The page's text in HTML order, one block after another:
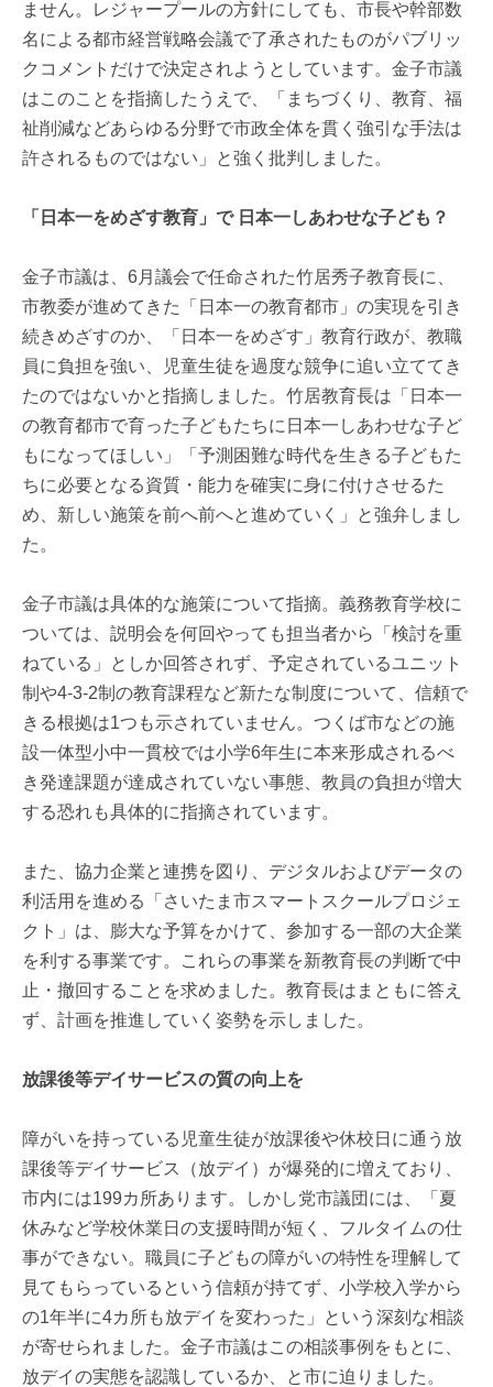
ません。レジャープールの方針にしても、市長や幹部数
名による都市経営戦略会議で了承されたものがパブリッ
クコメントだけで決定されようとしています。金子市議
はこのことを指摘したうえで、「まちづくり、教育、福
祉削減などあらゆる分野で市政全体を貫く強引な手法は
許されるものではない」と強く批判しました。
「日本一をめざす教育」で 日本一しあわせな子ども？
金子市議は、6月議会で任命された竹居秀子教育長に、
市教委が進めてきた「日本一の教育都市」の実現を引き
続きめざすのか、「日本一をめざす」教育行政が、教職
員に負担を強い、児童生徒を過度な競争に追い立ててき
たのではないかと指摘しました。竹居教育長は「日本一
の教育都市で育った子どもたちに日本一しあわせな子ど
もになってほしい」「予測困難な時代を生きる子どもた
ちに必要となる資質・能力を確実に身に付けさせるた
め、新しい施策を前へ前へと進めていく」と強弁しまし
た。
金子市議は具体的な施策について指摘。義務教育学校に
ついては、説明会を何回やっても担当者から「検討を重
ねている」としか回答されず、予定されているユニット
制や4-3-2制の教育課程など新たな制度について、信頼で
きる根拠は1つも示されていません。つくば市などの施
設一体型小中一貫校では小学6年生に本来形成されるべ
き発達課題が達成されていない事態、教員の負担が増大
する恐れも具体的に指摘されています。
また、協力企業と連携を図り、デジタルおよびデータの
利活用を進める「さいたま市スマートスクールプロジェ
クト」は、膨大な予算をかけて、参加する一部の大企業
を利する事業です。これらの事業を新教育長の判断で中
止・撤回することを求めました。教育長はまともに答え
ず、計画を推進していく姿勢を示しました。
放課後等デイサービスの質の向上を
障がいを持っている児童生徒が放課後や休校日に通う放
課後等デイサービス（放デイ）が爆発的に増えており、
市内には199カ所あります。しかし党市議団には、「夏
休みなど学校休業日の支援時間が短く、フルタイムの仕
事ができない。職員に子どもの障がいの特性を理解して
見てもらっているという信頼が持てず、小学校入学から
の1年半に4カ所も放デイを変わった」という深刻な相談
が寄せられました。金子市議はこの相談事例をもとに、
放デイの実態を認識しているか、と市に迫りました。